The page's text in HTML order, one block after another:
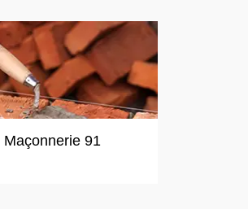
Maçonnerie 91